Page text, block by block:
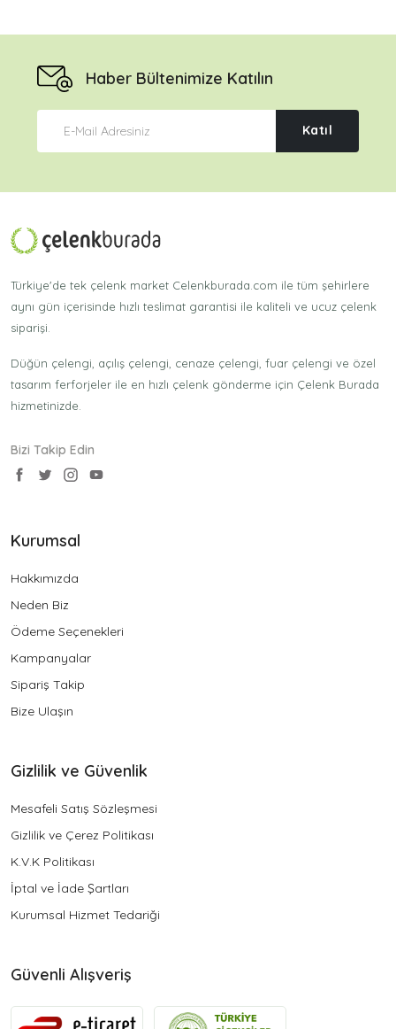
Haber Bültenimize Katılın
Katıl
Türkiye'de tek çelenk market Celenkburada.com ile tüm şehirlere
aynı gün içerisinde hızlı teslimat garantisi ile kaliteli ve ucuz çelenk
siparişi.
Düğün çelengi, açılış çelengi, cenaze çelengi, fuar çelengi ve özel
tasarım ferforjeler ile en hızlı çelenk gönderme için Çelenk Burada
hizmetinizde.
Bizi Takip Edin
Kurumsal
Hakkımızda
Neden Biz
Ödeme Seçenekleri
Kampanyalar
Sipariş Takip
Bize Ulaşın
Gizlilik ve Güvenlik
Mesafeli Satış Sözleşmesi
Gizlilik ve Çerez Politikası
K.V.K Politikası
İptal ve İade Şartları
Kurumsal Hizmet Tedariği
Güvenli Alışveriş